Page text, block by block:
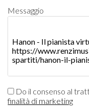
Messaggio
Do il consenso al
finalità di marketing